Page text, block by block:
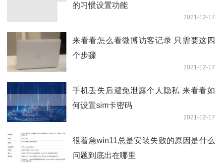
的习惯设置功能
2021-12-17
来看看怎么看微博访客记录 只需要这四
个步骤
2021-12-17
手机丢失后避免泄露个人隐私 来看看如
何设置sim卡密码
2021-12-17
很着急win11总是安装失败的原因是什么
问题到底出在哪里